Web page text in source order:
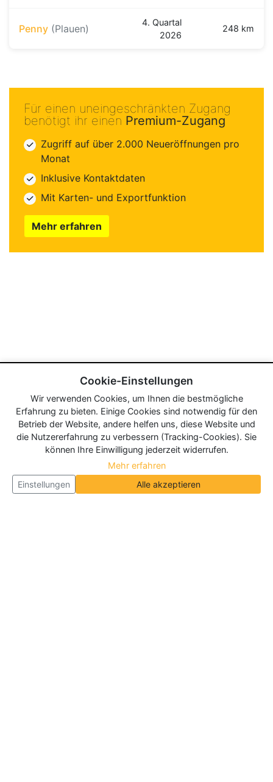
Penny (Plauen)
4. Quartal
2026
248 km
Für einen uneingeschränkten Zugang
benötigt ihr einen Premium-Zugang
Zugriff auf über 2.000 Neueröffnungen pro
Monat
Inklusive Kontaktdaten
Mit Karten- und Exportfunktion
Mehr erfahren
Cookie-Einstellungen
Wir verwenden Cookies, um Ihnen die bestmögliche
Erfahrung zu bieten. Einige Cookies sind notwendig für den
Betrieb der Website, andere helfen uns, diese Website und
die Nutzererfahrung zu verbessern (Tracking-Cookies). Sie
können Ihre Einwilligung jederzeit widerrufen.
Mehr erfahren
Einstellungen
Alle akzeptieren